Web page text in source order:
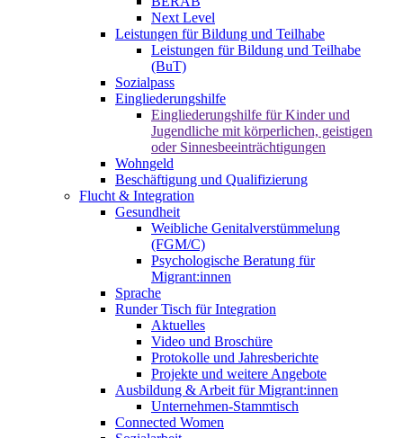
Next Level
Leistungen für Bildung und Teilhabe
Leistungen für Bildung und Teilhabe
(BuT)
Sozialpass
Eingliederungshilfe
Eingliederungshilfe für Kinder und
Jugendliche mit körperlichen, geistigen
oder Sinnesbeeinträchtigungen
Wohngeld
Beschäftigung und Qualifizierung
Flucht & Integration
Gesundheit
Weibliche Genitalverstümmelung
(FGM/C)
Psychologische Beratung für
Migrant:innen
Sprache
Runder Tisch für Integration
Aktuelles
Video und Broschüre
Protokolle und Jahresberichte
Projekte und weitere Angebote
Ausbildung & Arbeit für Migrant:innen
Unternehmen-Stammtisch
Connected Women